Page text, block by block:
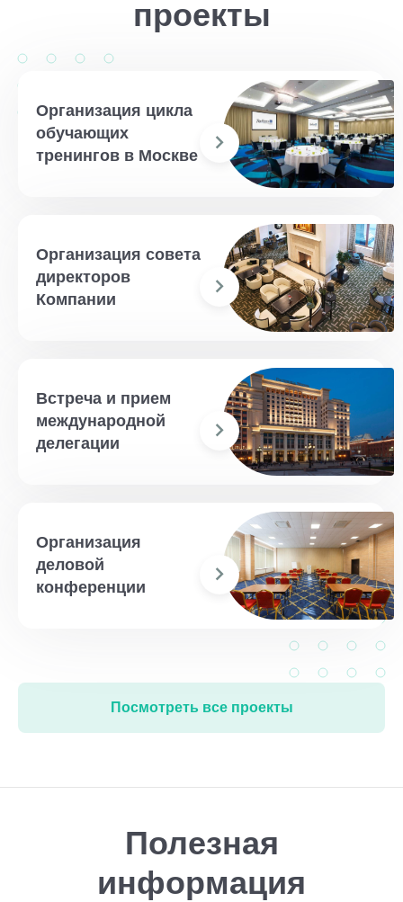
проекты
Организация цикла
обучающих
тренингов в Москве
Организация совета
директоров
Компании
Встреча и прием
международной
делегации
Организация
деловой
конференции
Посмотреть все проекты
Полезная
информация